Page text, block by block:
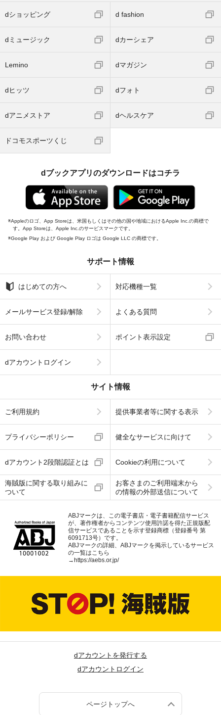
dショッピング d fashion
dミュージック dカーシェア
Lemino dマガジン
dヒッツ dフォト
dアニメストア dヘルスケア
ドコモスポーツくじ
dブックアプリのダウンロードはコチラ
Appleのロゴ、App Storeは、米国もしくはその他の国や地域におけるApple Inc.の商標で
す。App Storeは、Apple Inc.のサービスマークです。
Google Play および Google Play ロゴは Google LLC の商標です。
サポート情報
はじめての方へ 対応機種一覧
メールサービス登録/解除 よくある質問
お問い合わせ ポイント表示設定
dアカウントログイン
サイト情報
ご利用規約 提供事業者等に関する表示
プライバシーポリシー 健全なサービスに向けて
dアカウント2段階認証とは Cookieの利用について
海賊版に関する取り組みに
ついて
お客さまのご利用端末から
の情報の外部送信について
ABJマークは、この電子書店・電子書籍配信サービス
が、著作権者からコンテンツ使用許諾を得た正規版配
信サービスであることを示す登録商標（登録番号 第
6091713号）です。
ABJマークの詳細、ABJマークを掲示しているサービス
の一覧はこちら
→ https://aebs.or.jp/
dアカウントを発行する
dアカウントログイン
ページトップへ